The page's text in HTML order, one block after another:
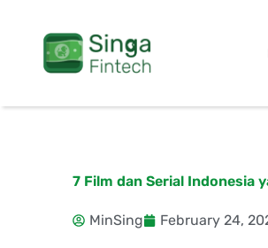
content
7 Film dan Serial Indonesia
MinSing February 24,